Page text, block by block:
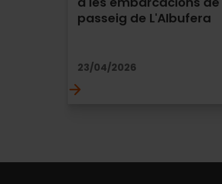
passeig de L'Albufera
23/04/2026